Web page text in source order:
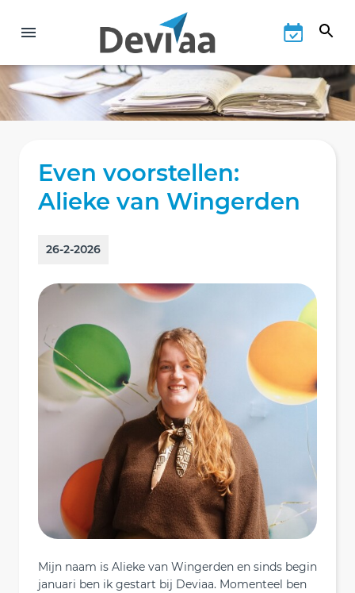
Even voorstellen:
Alieke van Wingerden
26-2-2026
Mijn naam is Alieke van Wingerden en sinds begin
januari ben ik gestart bij Deviaa. Momenteel ben